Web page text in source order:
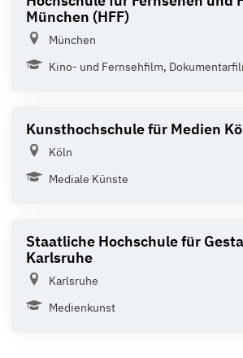
München (HFF)
München
Kino- und Fernsehfilm,
Kunsthochschule für Medien
Köln
Mediale Künste
Staatliche Hochschule für
Karlsruhe
Karlsruhe
Medienkunst